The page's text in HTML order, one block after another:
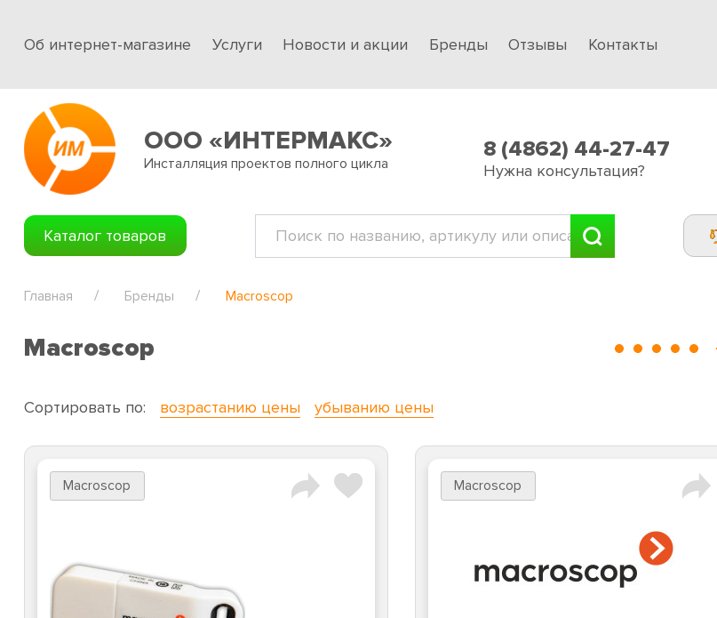
Об интернет-магазине Услуги Новости и акции Бренды Отзывы Контакты
ООО «ИНТЕРМАКС»
Инсталляция проектов полного цикла
8 (4862) 44-27-47
Нужна консультация?
Каталог товаров
Главная Бренды Macroscop
Macroscop
Сортировать по: возрастанию цены убыванию цены
Macroscop Macroscop